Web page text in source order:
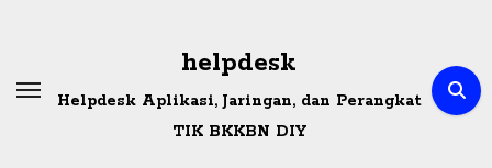
helpdesk
Helpdesk Aplikasi, Jaringan, dan Perangkat
TIK BKKBN DIY